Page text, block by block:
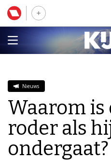
Nieuws
Waarom is
roder als
ondergaat?